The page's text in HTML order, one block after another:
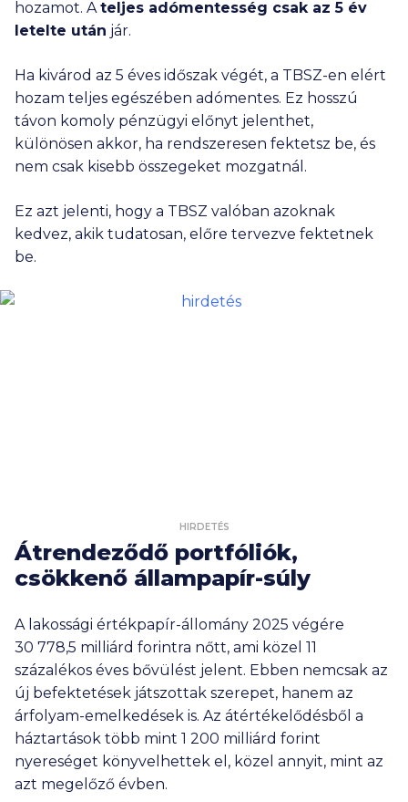
hozamot. Ateljes adómentesség csak az 5 év
letelte után jár.
Ha kivárod az 5 éves időszak végét, a TBSZ-en elért
hozam teljes egészében adómentes. Ez hosszú
távon komoly pénzügyi előnyt jelenthet,
különösen akkor, ha rendszeresen fektetsz be, és
nem csak kisebb összegeket mozgatnál.
Ez azt jelenti, hogy a TBSZ valóban azoknak
kedvez, akik tudatosan, előre tervezve fektetnek
be.
HIRDETÉS
Átrendeződő portfóliók,
csökkenő állampapír-súly
A lakossági értékpapír-állomány 2025 végére
30 778,5 milliárd forintra nőtt, ami közel 11
százalékos éves bővülést jelent. Ebben nemcsak az
új befektetések játszottak szerepet, hanem az
árfolyam-emelkedések is. Az átértékelődésből a
háztartások több mint 1 200 milliárd forint
nyereséget könyvelhettek el, közel annyit, mint az
azt megelőző évben.